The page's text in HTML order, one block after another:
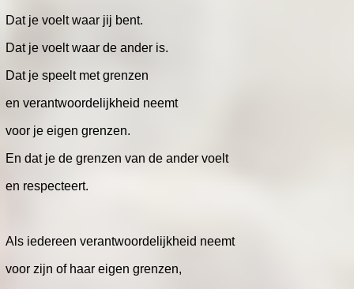
Dat je voelt waar jij bent.
Dat je voelt waar de ander is.
Dat je speelt met grenzen
en verantwoordelijkheid neemt
voor je eigen grenzen.
En dat je de grenzen van de ander voelt
en respecteert.
Als iedereen verantwoordelijkheid neemt
voor zijn of haar eigen grenzen,